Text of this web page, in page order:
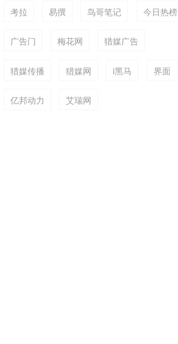
考拉 易撰 鸟哥笔记 今日热榜
广告门 梅花网 猎媒广告
猎媒传播 猎媒网 i黑马 界面
亿邦动力 艾瑞网